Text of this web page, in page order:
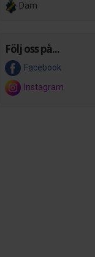
Dam
Följ oss på...
Facebook
Instagram